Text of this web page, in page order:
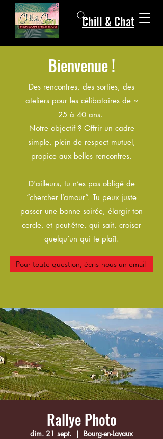
Chill & Chat
Bienvenue !
Des rencontres, des sorties, des
ateliers pour les célibataires de ~
25 à 40 ans.
Notre objectif ? Offrir un cadre
simple, plein de respect mutuel,
propice aux belles rencontres.
D'ailleurs, tu n’es pas obligé de
“chercher l’amour”. Tu peux juste
passer une bonne soirée, élargir ton
cercle, et peut-être, qui sait, croiser
quelqu’un qui te plaît.
Pour toute question, écris-nous un email
Rallye Photo
dim. 21 sept.
  |
Bourg-en-Lavaux